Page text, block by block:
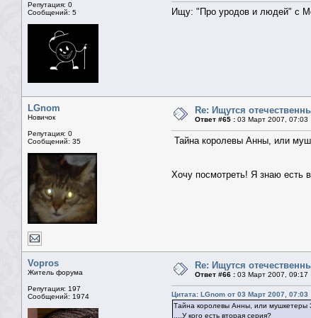
Репутация: 0
Сообщений: 5
Ищу: "Про уродов и людей" с
LGnom
Новичок
Репутация: 0
Сообщений: 35
Re: Ищутся
Ответ #65 : 03 Март 2007, 07:03
Тайна королевы Анны, или
Хочу посмотреть! Я знаю есть
Vopros
Житель форума
Репутация: 197
Сообщений: 1974
Re: Ищутся
Ответ #66 : 03 Март 2007, 09:17
Цитата: LGnom от 03 Март 2007, 07:03
Тайна королевы Анны, или мушкетеры
....У кого есть вторая серия?